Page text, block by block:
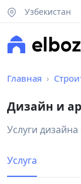
Узбекистан
Главная
Дизайн и
Услуги
Услуга